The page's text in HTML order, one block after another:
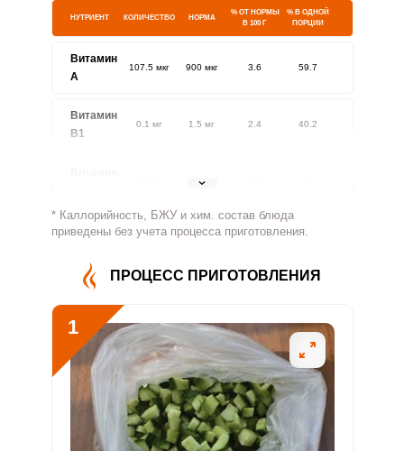
НУТРИЕНТ КОЛИЧЕСТВО НОРМА
% ОТ НОРМЫ
В 100 Г
% В ОДНОЙ
ПОРЦИИ
Витамин
A
107.5 мкг 900 мкг 3.6 59.7
Витамин
В1
0.1 мг 1.5 мг 2.4 40.2
1.8 мг
Витамин
20.9 мг 500 мг 1.3 20.9
Витамин
В5
Витамин
В6
0.3 мг 4.1 67.6
Витамин
16.7 мкг 400 мкг 1.3
* Каллорийность, БЖУ и хим. состав блюда
приведены без учета процесса приготовления.
ПРОЦЕСС ПРИГОТОВЛЕНИЯ
1